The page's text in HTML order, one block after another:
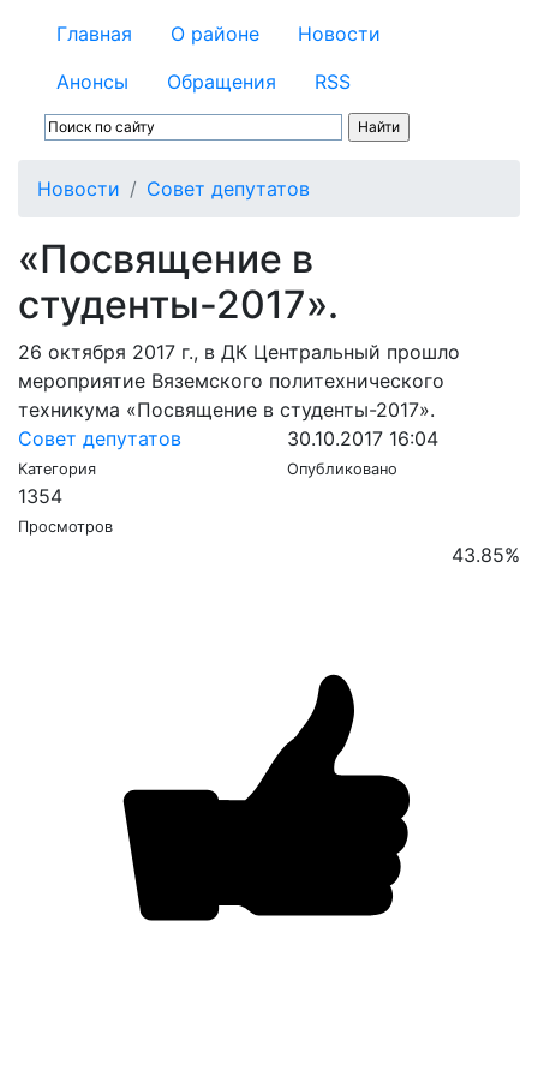
Главная О районе
Новости
Анонсы
Обращения RSS
Новости Совет депутатов
«Посвящение в
студенты-2017».
26 октября 2017 г., в ДК Центральный прошло
мероприятие Вяземского политехнического
техникума «Посвящение в студенты-2017».
Совет депутатов
Категория
30.10.2017 16:04
Опубликовано
1354
Просмотров
43.85%